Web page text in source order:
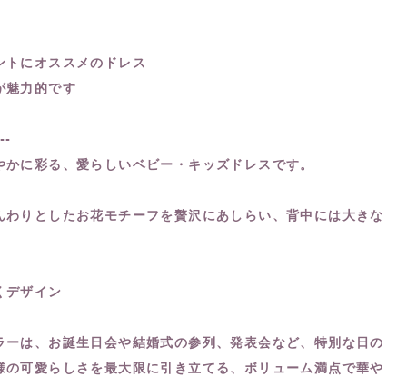
にオススメのドレス
魅力的です
に彩る、愛らしいベビー・キッズドレスです。
わりとしたお花モチーフを贅沢にあしらい、背中には大きな
デザイン
は、お誕生日会や結婚式の参列、発表会など、特別な日の
可愛らしさを最大限に引き立てる、ボリューム満点で華や